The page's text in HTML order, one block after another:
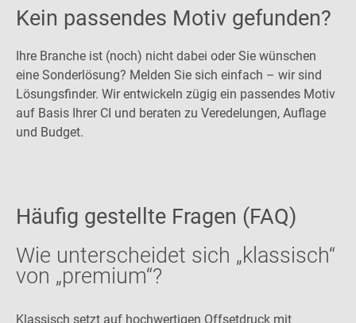
Kein passendes Motiv gefunden?
Ihre Branche ist (noch) nicht dabei oder Sie wünschen
eine Sonderlösung? Melden Sie sich einfach – wir sind
Lösungsfinder. Wir entwickeln zügig ein passendes Motiv
auf Basis Ihrer CI und beraten zu Veredelungen, Auflage
und Budget.
Häufig gestellte Fragen (FAQ)
Wie unterscheidet sich „klassisch“
von „premium“?
Klassisch setzt auf hochwertigen Offsetdruck mit